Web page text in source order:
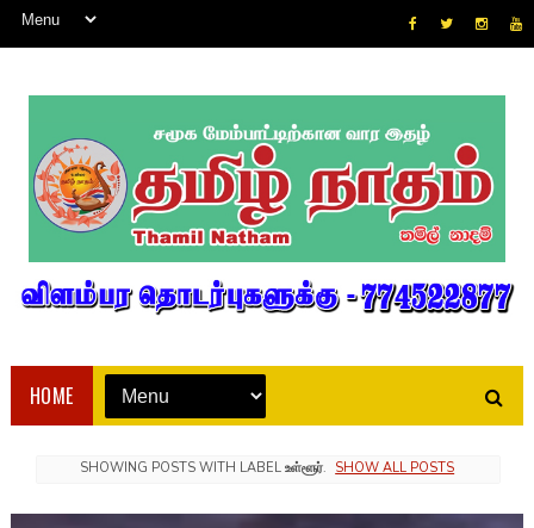
HOME
SHOWING POSTS WITH LABEL உள்ளூர். SHOW ALL POSTS